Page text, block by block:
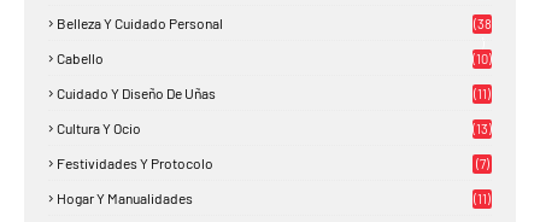
Belleza Y Cuidado Personal
(38
Cabello (10)
Cuidado Y Diseño De Uñas (11)
Cultura Y Ocio (13)
Festividades Y Protocolo (7)
Hogar Y Manualidades (11)